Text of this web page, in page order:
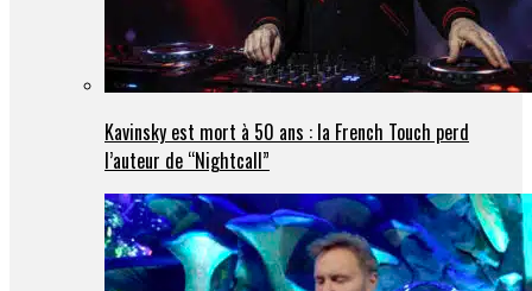
Kavinsky est mort à 50 ans : la French Touch perd
l’auteur de “Nightcall”